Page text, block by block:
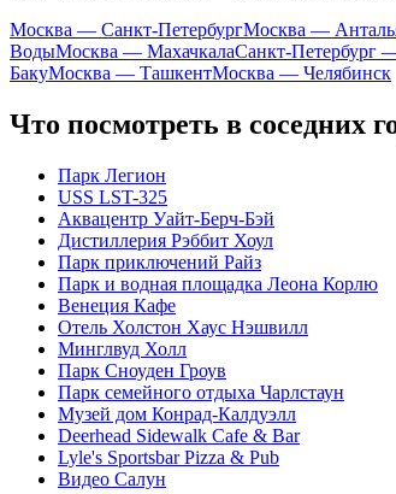
Москва — Санкт-ПетербургМосква —
ВодыМосква — МахачкалаСанкт-Петербург
БакуМосква — ТашкентМосква — Челябинск
Что посмотреть в соседних
Парк Легион
USS LST-325
Аквацентр Уайт-Берч-Бэй
Дистиллерия Рэббит Хоул
Парк приключений Райз
Парк и водная площадка Леона Корлю
Венеция Кафе
Отель Холстон Хаус Нэшвилл
Минглвуд Холл
Парк Сноуден Гроув
Парк семейного отдыха Чарлстаун
Музей дом Конрад-Калдуэлл
Deerhead Sidewalk Cafe & Bar
Lyle's Sportsbar Pizza & Pub
Видео Салун